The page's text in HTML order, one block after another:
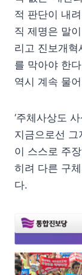
적 판단이 내
직 제명은 말
리고 진보개혁
를 막아야 한
역시 계속 물
‘주체사상도
지금으로선
이 스스로 주
히려 다른 구
다.